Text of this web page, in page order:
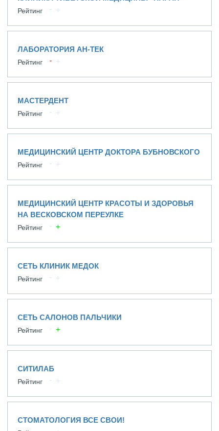
Рейтинг
ЛАБОРАТОРИЯ АН-ТЕК
Рейтинг
МАСТЕРДЕНТ
Рейтинг
МЕДИЦИНСКИЙ ЦЕНТР ДОКТОРА БУБНОВСКОГО
Рейтинг
МЕДИЦИНСКИЙ ЦЕНТР КРАСОТЫ И ЗДОРОВЬЯ
НА ВЕСКОВСКОМ ПЕРЕУЛКЕ
Рейтинг
СЕТЬ КЛИНИК МЕДОК
Рейтинг
СЕТЬ САЛОНОВ ПАЛЬЧИКИ
Рейтинг
СИТИЛАБ
Рейтинг
СТОМАТОЛОГИЯ ВСЕ СВОИ!